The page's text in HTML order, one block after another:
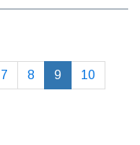
7 8 9 10